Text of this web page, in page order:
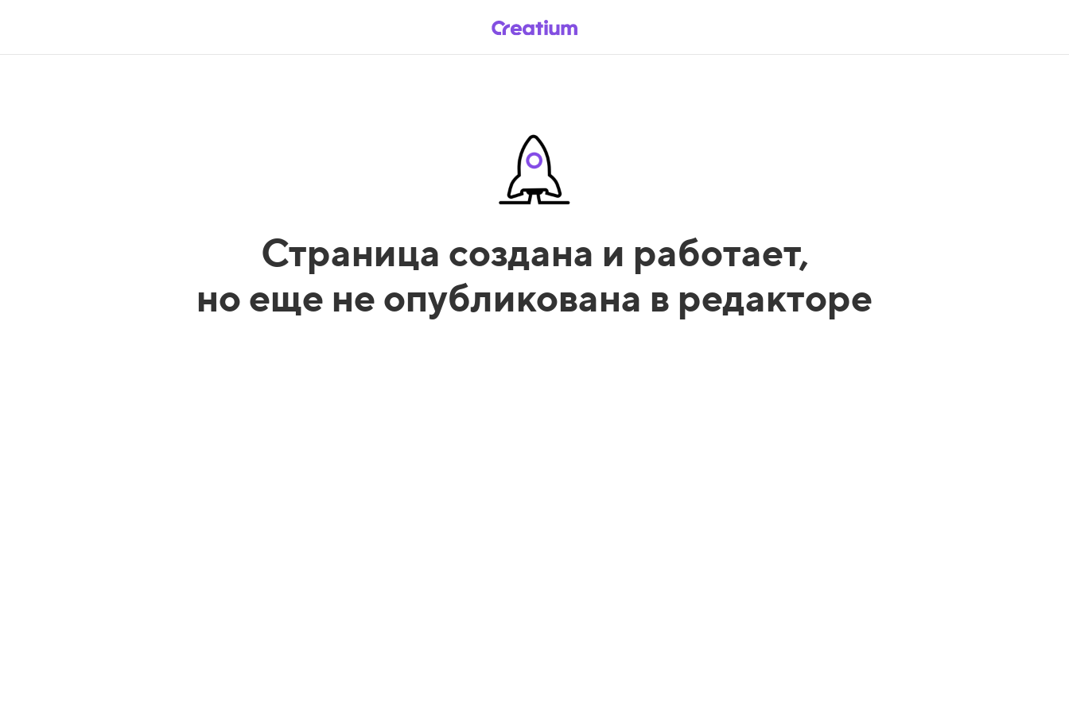
Страница создана и работает,
но еще не опубликована в редакторе